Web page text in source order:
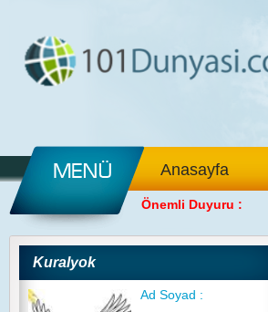
Anasayfa
Önemli Duyuru :
Kuralyok
Ad Soyad :